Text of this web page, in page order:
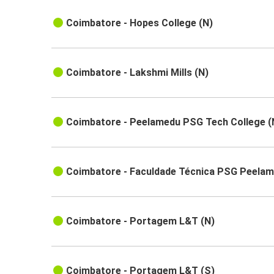
Coimbatore - Hopes College (N)
Coimbatore - Lakshmi Mills (N)
Coimbatore - Peelamedu PSG Tech College
Coimbatore - Faculdade Técnica PSG
Coimbatore - Portagem L&T (N)
Coimbatore - Portagem L&T (S)